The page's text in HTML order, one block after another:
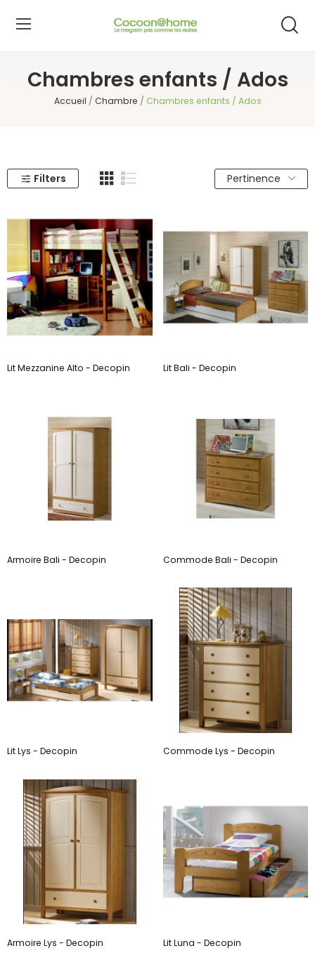
Chambres enfants / Ados
Accueil Chambre Chambres enfants / Ados
Filters Pertinence
Lit Mezzanine Alto - Decopin Lit Bali - Decopin
Armoire Bali - Decopin Commode Bali - Decopin
Lit Lys - Decopin Commode Lys - Decopin
Armoire Lys - Decopin Lit Luna - Decopin